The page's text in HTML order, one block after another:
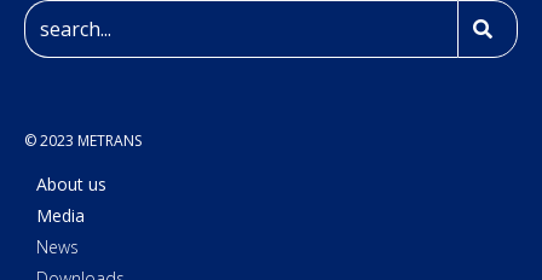
© 2023 METRANS
About us
Media
News